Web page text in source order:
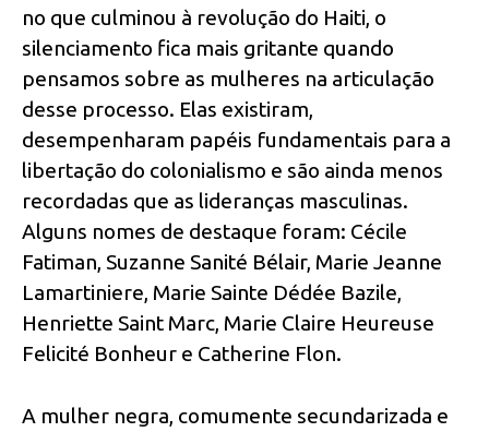
no que culminou à revolução do Haiti, o
silenciamento fica mais gritante quando
pensamos sobre as mulheres na articulação
desse processo. Elas existiram,
desempenharam papéis fundamentais para a
libertação do colonialismo e são ainda menos
recordadas que as lideranças masculinas.
Alguns nomes de destaque foram: Cécile
Fatiman, Suzanne Sanité Bélair, Marie Jeanne
Lamartiniere, Marie Sainte Dédée Bazile,
Henriette Saint Marc, Marie Claire Heureuse
Felicité Bonheur e Catherine Flon.
A mulher negra, comumente secundarizada e